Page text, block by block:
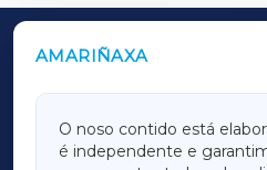
AMARIÑAXA
O noso contido está
é independente e
OUTROS